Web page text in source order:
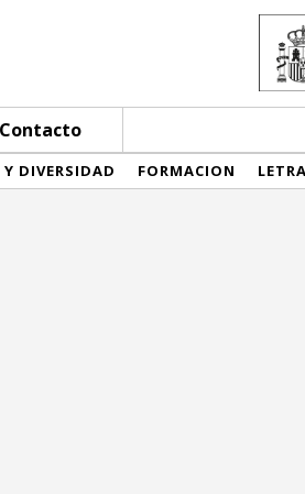
Contacto
Y DIVERSIDAD FORMACION